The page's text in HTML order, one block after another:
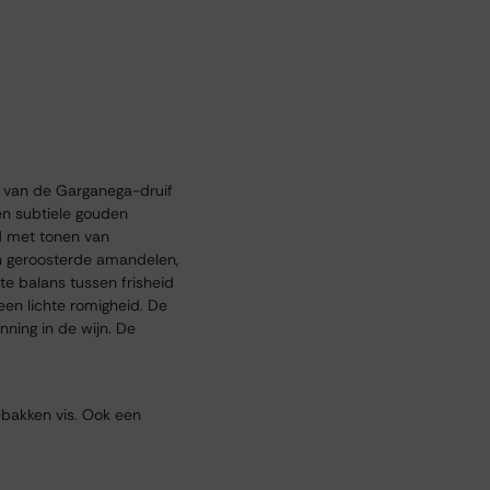
de Garganega-druif
subtiele gouden
met tonen van
amandelen,
balans tussen frisheid
lichte romigheid. De
in de wijn. De
vis. Ook een